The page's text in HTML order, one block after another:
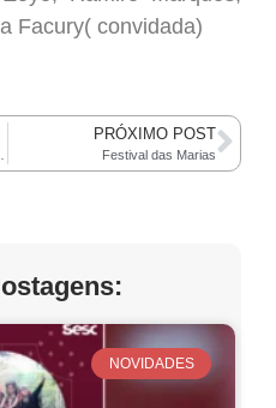
Facury( convidada)
PRÓXIMO POST
Festival das Marias
NOVIDADES